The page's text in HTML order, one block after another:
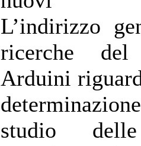
L’indirizzo
ricerche
Arduini
studio